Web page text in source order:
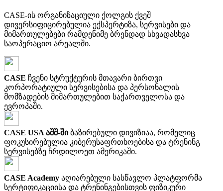
CASE-ის ორგანიზაციული ქოლგის ქვეშ
დივერსიფიცირებულია ექსპერტიზა, სერვისები და
მიმართულებები რამდენიმე ბრენდად სხვადასხვა
საოპერაციო არეალში.
CASE ჩვენი სტრუქტურის მთავარი ბირთვი
კორპორატიული სერვისებისა და პერსონალის
მომზადების მიმართულებით საქართველოსა და
ევროპაში.
CASE USA აშშ-შიბაზირებული დივიზიაა, რომელიც
ფოკუსირებულია კიბერუსაფრთხოებისა და ტრენინგ
სერვისებზე ჩრდილოეთ ამერიკაში.
CASE Academy აღიარებული სასწავლო პლატფორმა
სერტიფიკაციისა და ტრენინგებისთვის ფიზიკური